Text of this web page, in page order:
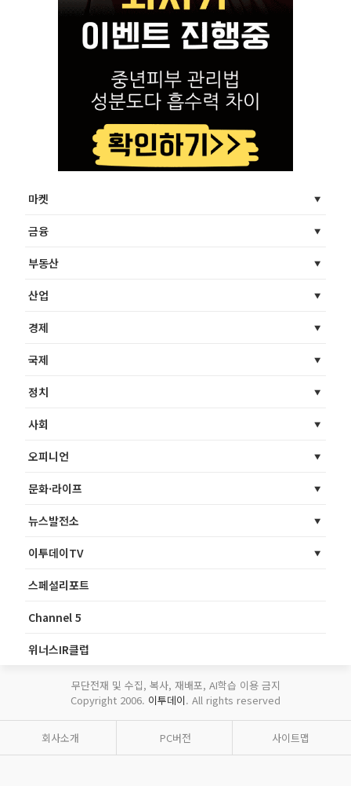
마켓
금융
부동산
산업
경제
국제
정치
사회
오피니언
문화·라이프
뉴스발전소
이투데이TV
스페셜리포트
Channel 5
위너스IR클럽
무단전재 및 수집, 복사, 재배포, AI학습 이용 금지
Copyright 2006. 이투데이. All rights reserved
회사소개 PC버전 사이트맵